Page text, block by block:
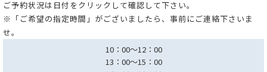
ご予約状況は日付をクリックして確認して下さい。
※「ご希望の指定時間」がございましたら、事前にご連絡下さいま
せ。
10：00～12：00
13：00～15：00